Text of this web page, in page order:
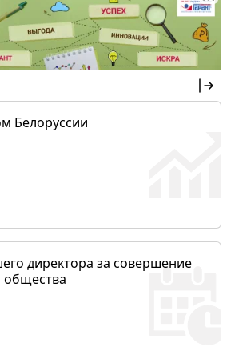
Белоруссии
директора за совершение
общества